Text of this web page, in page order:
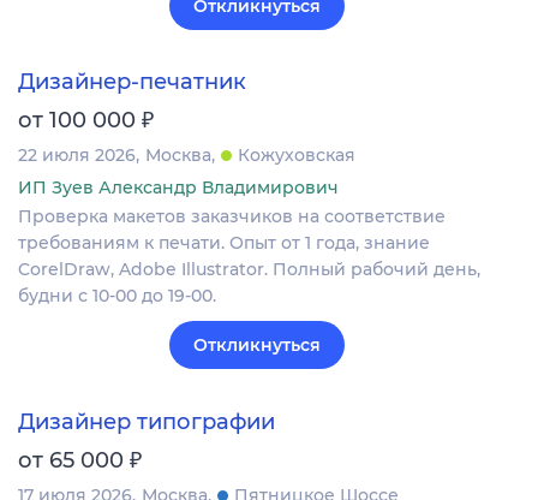
Откликнуться
Дизайнер-печатник
от 100 000 ₽
22 июля 2026 Москва
Кожуховская
ИП Зуев Александр Владимирович
Проверка макетов заказчиков на соответствие
требованиям к печати. Опыт от 1 года, знание
CorelDraw, Adobe Illustrator. Полный рабочий день,
будни с 10-00 до 19-00.
Откликнуться
Дизайнер типографии
от 65 000 ₽
17 июля 2026 Москва Пятницкое Шоссе